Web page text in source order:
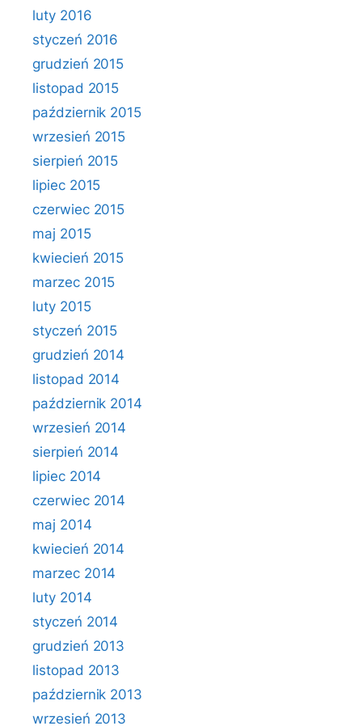
luty 2016
styczeń 2016
grudzień 2015
listopad 2015
październik 2015
wrzesień 2015
sierpień 2015
lipiec 2015
czerwiec 2015
maj 2015
kwiecień 2015
marzec 2015
luty 2015
styczeń 2015
grudzień 2014
listopad 2014
październik 2014
wrzesień 2014
sierpień 2014
lipiec 2014
czerwiec 2014
maj 2014
kwiecień 2014
marzec 2014
luty 2014
styczeń 2014
grudzień 2013
listopad 2013
październik 2013
wrzesień 2013